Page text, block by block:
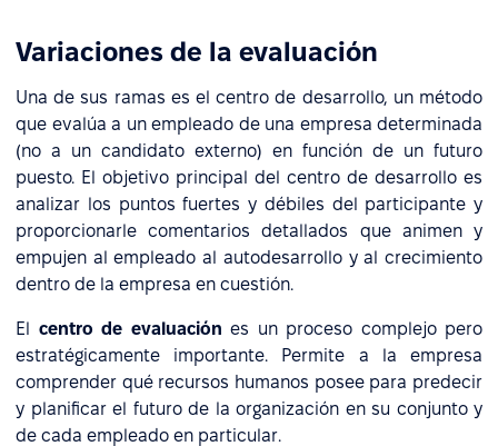
Variaciones de la evaluación
Una de sus ramas es el centro de desarrollo, un método
que evalúa a un empleado de una empresa determinada
(no a un candidato externo) en función de un futuro
puesto. El objetivo principal del centro de desarrollo es
analizar los puntos fuertes y débiles del participante y
proporcionarle comentarios detallados que animen y
empujen al empleado al autodesarrollo y al crecimiento
dentro de la empresa en cuestión.
El centro de evaluación es un proceso complejo pero
estratégicamente importante. Permite a la empresa
comprender qué recursos humanos posee para predecir
y planificar el futuro de la organización en su conjunto y
de cada empleado en particular.